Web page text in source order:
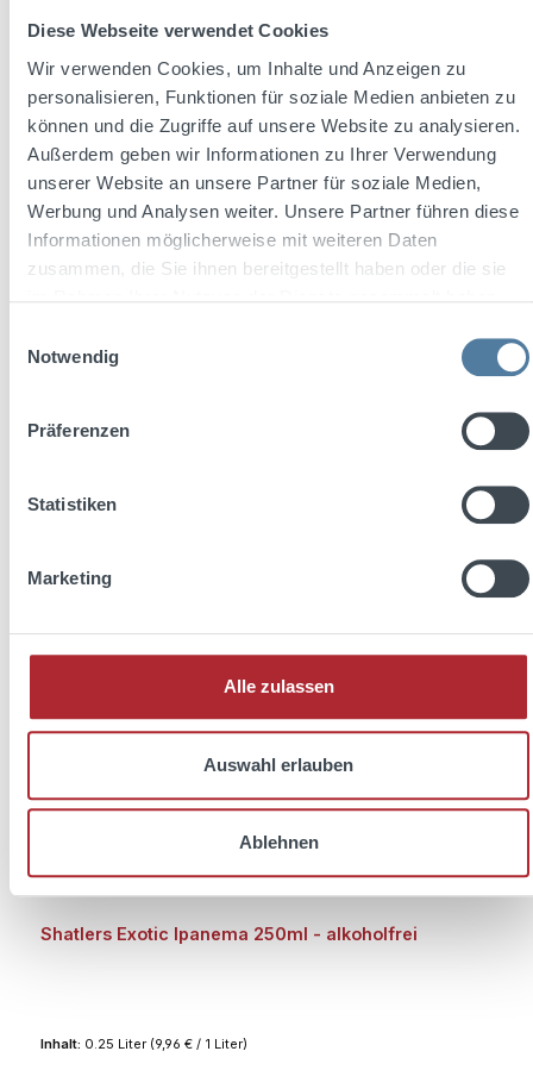
Diese Webseite verwendet Cookies
Wir verwenden Cookies, um Inhalte und Anzeigen zu
personalisieren, Funktionen für soziale Medien anbieten zu
können und die Zugriffe auf unsere Website zu analysieren.
Außerdem geben wir Informationen zu Ihrer Verwendung
unserer Website an unsere Partner für soziale Medien,
Werbung und Analysen weiter. Unsere Partner führen diese
Informationen möglicherweise mit weiteren Daten
zusammen, die Sie ihnen bereitgestellt haben oder die sie
Notwendig
Präferenzen
Statistiken
Marketing
Alle zulassen
Auswahl erlauben
Ablehnen
Durchschnittliche Bewertung von 5 von 5 Sternen
Shatlers Sex On The Beach 250ml 10,1% Vol.
0.25 Liter
Preise inkl. MwSt. zzgl. Versandkosten
%Rabatt
Shatlers Exotic Ipanema 250ml - alkoholfrei
Inhalt: 0.25 Liter (9,96 € / 1 Liter)